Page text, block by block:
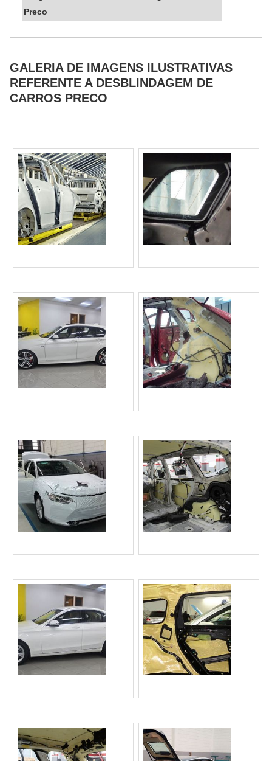
Preco
GALERIA DE IMAGENS ILUSTRATIVAS
REFERENTE A DESBLINDAGEM DE
CARROS PRECO